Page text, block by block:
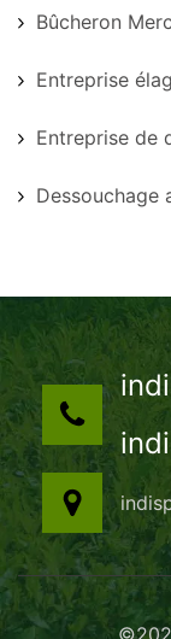
Bûcheron
Entreprise
Entreprise de
Dessouchage